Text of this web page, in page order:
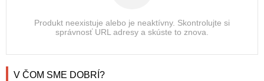
Produkt neexistuje alebo je neaktívny. Skontrolujte si
správnosť URL adresy a skúste to znova.
V ČOM SME DOBRÍ?